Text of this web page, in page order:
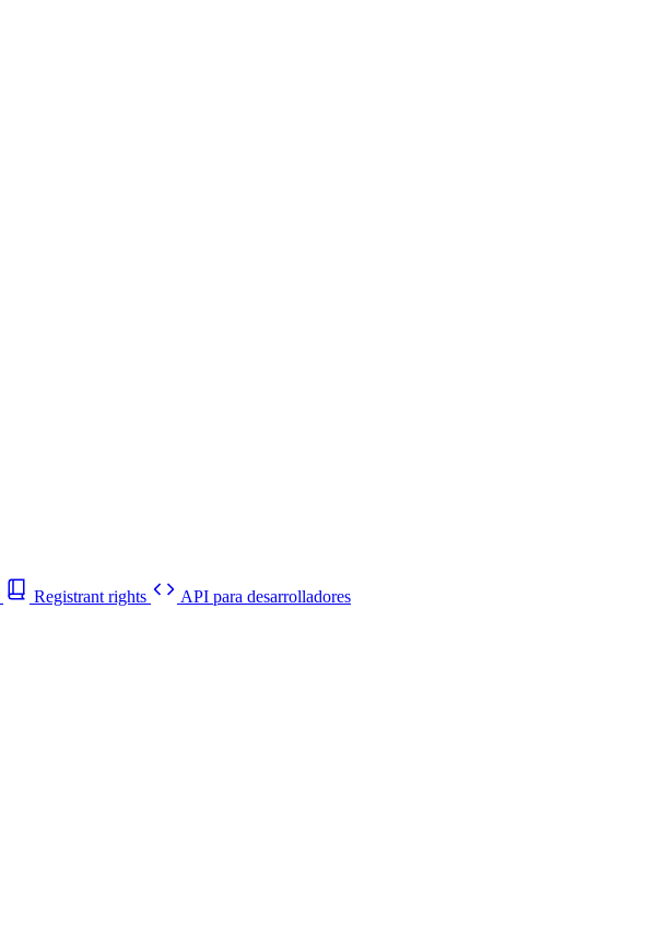
Registrant rights API para desarrolladores